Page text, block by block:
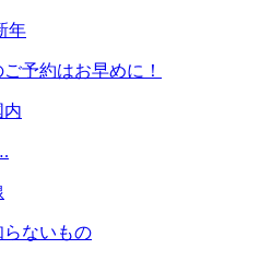
年
予約はお早めに！
内
らないもの